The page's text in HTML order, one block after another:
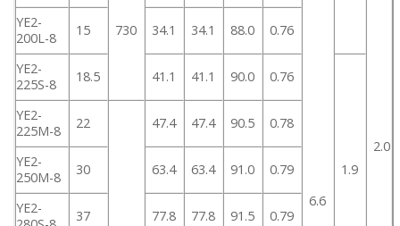
2.0
730
6.6
YE2-
200L-8
15 34.1 34.1 88.0 0.76
YE2-
225S-8
18.5 41.1 41.1 90.0 0.76
1.9
YE2-
225M-8
22 47.4 47.4 90.5 0.78
YE2-
250M-8
30 63.4 63.4 91.0 0.79
YE2-
37 77.8 77.8 91.5 0.79